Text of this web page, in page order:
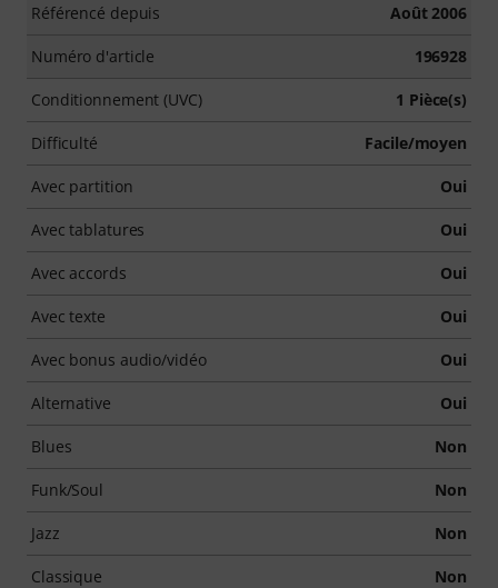
Référencé depuis Août 2006
Numéro d'article 196928
Conditionnement (UVC) 1 Pièce(s)
Difficulté Facile/moyen
Avec partition Oui
Avec tablatures Oui
Avec accords Oui
Avec texte Oui
Avec bonus audio/vidéo Oui
Alternative Oui
Blues Non
Funk/Soul Non
Jazz Non
Classique Non